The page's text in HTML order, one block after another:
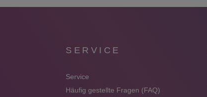
SERVICE
Service
Häufig gestellte Fragen (FAQ)